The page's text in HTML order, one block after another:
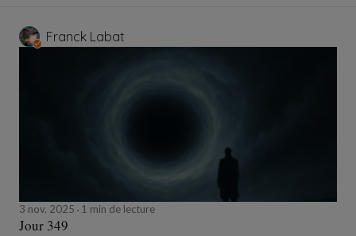
Franck Labat
3 nov. 2025 1 min de lecture
Jour 349